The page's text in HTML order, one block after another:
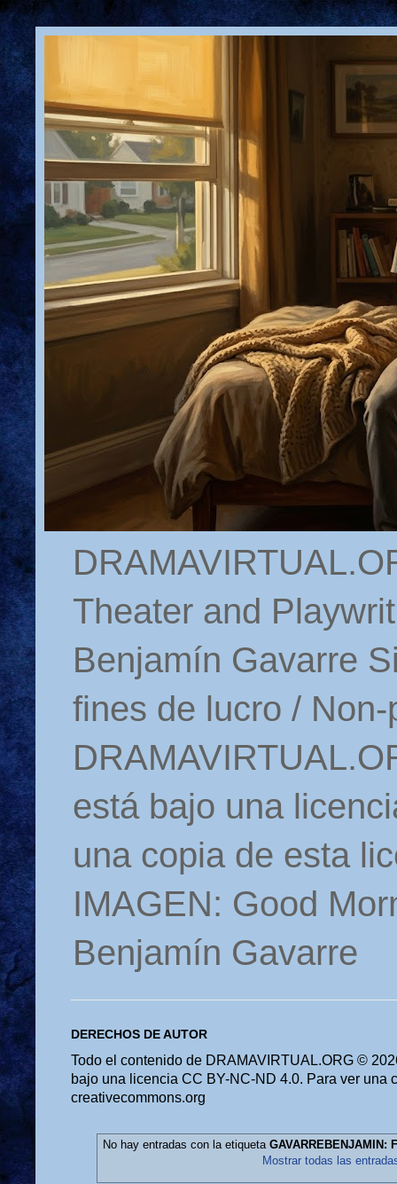
Theater and
Benjamín Gavarre
fines de lucro /
está bajo una
una copia de esta
IMAGEN: Good
Benjamín Gavarre
DERECHOS DE AUTOR
Todo el contenido de DRAMAVIRTUAL.ORG ©
bajo una licencia CC BY-NC-ND 4.0. Para ver una
creativecommons.org
No hay entradas con la etiqueta GAVARREBENJAMIN:
Mostrar todas las